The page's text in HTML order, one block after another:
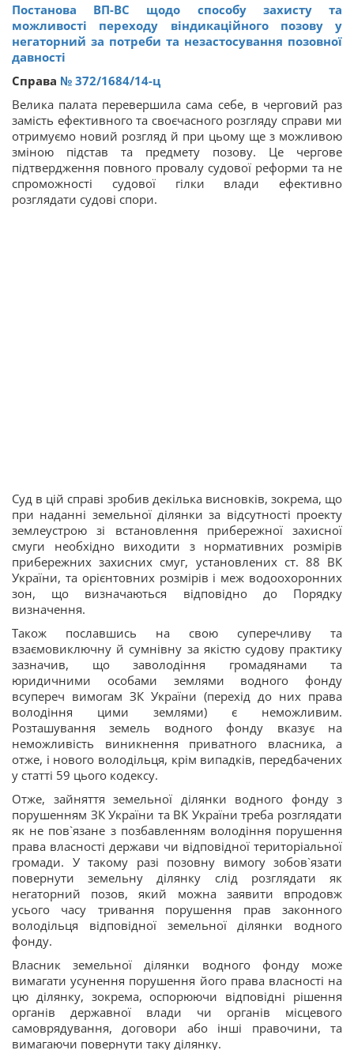
Постанова ВП-ВС щодо способу захисту та
можливості переходу віндикаційного позову у
негаторний за потреби та незастосування позовної
давності
Справа № 372/1684/14-ц
Велика палата перевершила сама себе, в черговий раз
замість ефективного та своєчасного розгляду справи ми
отримуємо новий розгляд й при цьому ще з можливою
зміною підстав та предмету позову. Це чергове
підтвердження повного провалу судової реформи та не
спроможності судової гілки влади ефективно
розглядати судові спори.
Суд в цій справі зробив декілька висновків, зокрема, що
при наданні земельної ділянки за відсутності проекту
землеустрою зі встановлення прибережної захисної
смуги необхідно виходити з нормативних розмірів
прибережних захисних смуг, установлених ст. 88 ВК
України, та орієнтовних розмірів і меж водоохоронних
зон, що визначаються відповідно до Порядку
визначення.
Також пославшись на свою суперечливу та
взаємовиключну й сумнівну за якістю судову практику
зазначив, що заволодіння громадянами та
юридичними особами землями водного фонду
всупереч вимогам ЗК України (перехід до них права
володіння цими землями) є неможливим.
Розташування земель водного фонду вказує на
неможливість виникнення приватного власника, а
отже, і нового володільця, крім випадків, передбачених
у статті 59 цього кодексу.
Отже, зайняття земельної ділянки водного фонду з
порушенням ЗК України та ВК України треба розглядати
як не пов`язане з позбавленням володіння порушення
права власності держави чи відповідної територіальної
громади. У такому разі позовну вимогу зобов`язати
повернути земельну ділянку слід розглядати як
негаторний позов, який можна заявити впродовж
усього часу тривання порушення прав законного
володільця відповідної земельної ділянки водного
фонду.
Власник земельної ділянки водного фонду може
вимагати усунення порушення його права власності на
цю ділянку, зокрема, оспорюючи відповідні рішення
органів державної влади чи органів місцевого
самоврядування, договори або інші правочини, та
вимагаючи повернути таку ділянку.